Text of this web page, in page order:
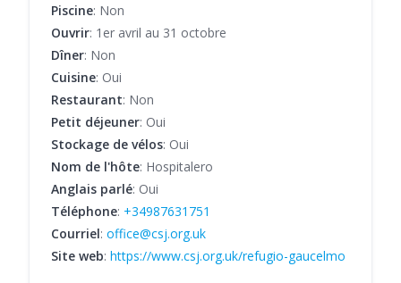
Piscine: Non
Ouvrir: 1er avril au 31 octobre
Dîner: Non
Cuisine: Oui
Restaurant: Non
Petit déjeuner: Oui
Stockage de vélos: Oui
Nom de l'hôte: Hospitalero
Anglais parlé: Oui
Téléphone: +34987631751
Courriel: office@csj.org.uk
Site web: https://www.csj.org.uk/refugio-gaucelmo